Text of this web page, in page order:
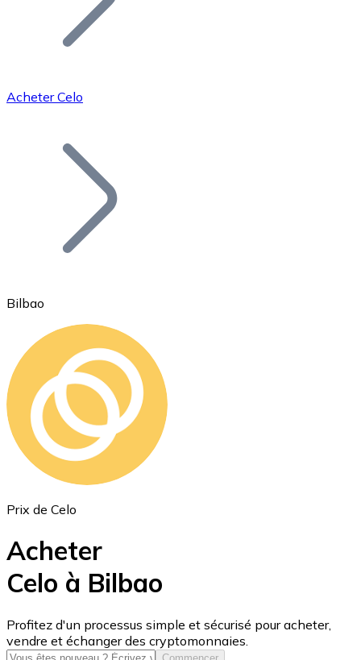
Bitcoin
Ethereum
ETH
USD Coin
USDC
Acheter Celo
Bilbao
Prix de Celo
Acheter
Celo à Bilbao
Profitez d'un processus simple et sécurisé pour acheter,
vendre et échanger des cryptomonnaies.
Commencer